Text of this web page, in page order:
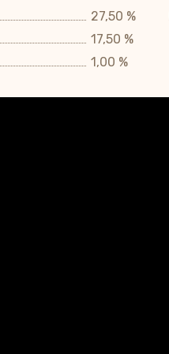
27,50 %
17,50 %
1,00 %